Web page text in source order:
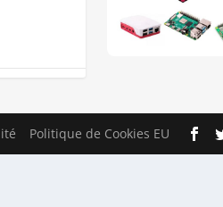
Politique de Cookies EU